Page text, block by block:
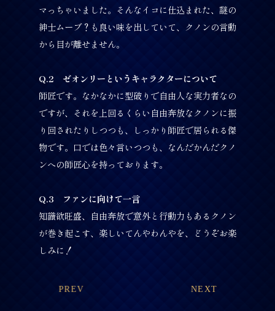
マっちゃいました。そんなイコに仕込まれた、謎の
紳士ムーブ？も良い味を出していて、クノンの言動
から目が離せません。
Q.2 ゼオンリーというキャラクターについて
師匠です。なかなかに型破りで自由人な実力者なの
ですが、それを上回るくらい自由奔放なクノンに振
り回されたりしつつも、しっかり師匠で居られる傑
物です。口では色々言いつつも、なんだかんだクノ
ンへの師匠心を持っております。
Q.3 ファンに向けて一言
知識欲旺盛、自由奔放で意外と行動力もあるクノン
が巻き起こす、楽しいてんやわんやを、どうぞお楽
しみに！
PREV NEXT